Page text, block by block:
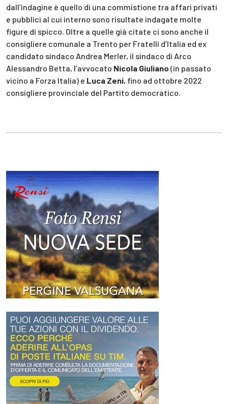
dall’indagine è quello di una commistione tra affari privati
e pubblici al cui interno sono risultate indagate molte
figure di spicco. Oltre a quelle già citate ci sono anche il
consigliere comunale a Trento per Fratelli d’Italia ed ex
candidato sindaco Andrea Merler, il sindaco di Arco
Alessandro Betta, l’avvocato Nicola Giuliano (in passato
vicino a Forza Italia) e Luca Zeni, fino ad ottobre 2022
consigliere provinciale del Partito democratico.